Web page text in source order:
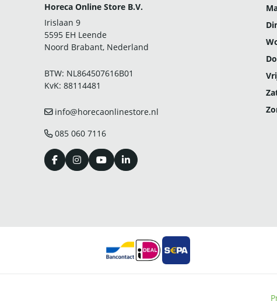
Horeca Online Store B.V.
Irislaan 9
5595 EH Leende
Noord Brabant, Nederland
BTW: NL864507616B01
KvK: 88114481
info@horecaonlinestore.nl
085 060 7116